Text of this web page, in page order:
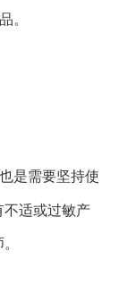
。
是需要坚持使
不适或过敏产